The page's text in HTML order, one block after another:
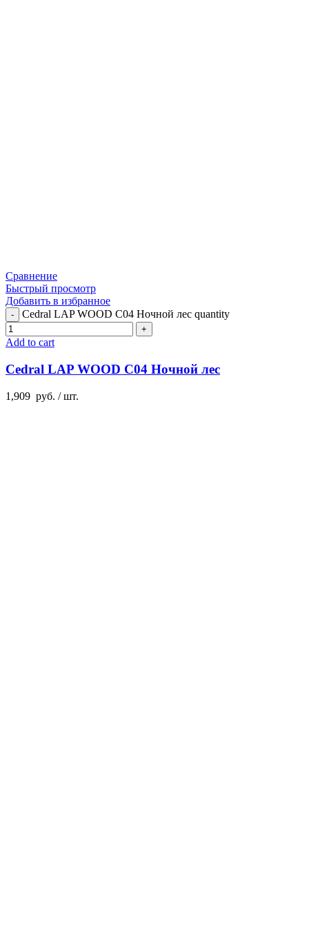
Сравнение
Быстрый просмотр
Добавить в избранное
Cedral LAP WOOD C04 Ночной лес quantity
Add to cart
Cedral LAP WOOD C04 Ночной лес
1,909 руб. / шт.